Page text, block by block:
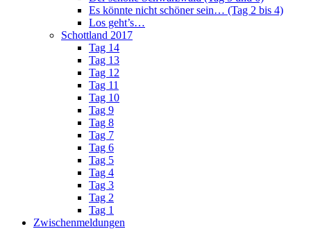
Es könnte nicht schöner sein… (Tag 2 bis 4)
Los geht’s…
Schottland 2017
Tag 14
Tag 13
Tag 12
Tag 11
Tag 10
Tag 9
Tag 8
Tag 7
Tag 6
Tag 5
Tag 4
Tag 3
Tag 2
Tag 1
Zwischenmeldungen